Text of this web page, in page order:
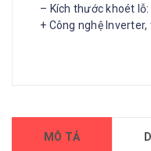
– Kích thước khoét
+ Công nghệ
MÔ TẢ